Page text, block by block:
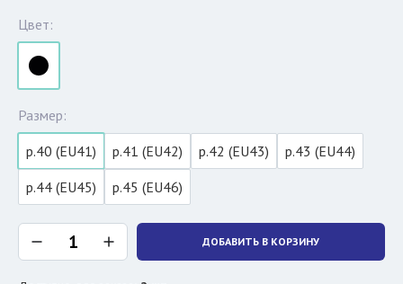
Цвет:
Размер:
р.40 (EU41)
р.41 (EU42) р.42 (EU43)
р.43 (EU44)
р.44 (EU45)
р.45 (EU46)
ДОБАВИТЬ В КОРЗИНУ